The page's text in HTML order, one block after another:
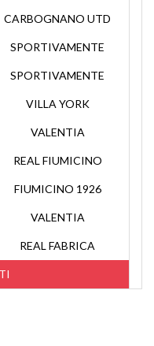
CARBOGNANO UTD
SPORTIVAMENTE
SPORTIVAMENTE
VILLA YORK
VALENTIA
REAL FIUMICINO
FIUMICINO 1926
VALENTIA
REAL FABRICA